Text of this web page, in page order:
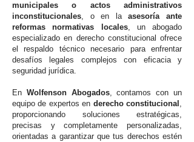
municipales o actos administrativos
inconstitucionales, o en laasesoría ante
reformas normativas locales, un abogado
especializado en derecho constitucional ofrece
el respaldo técnico necesario para enfrentar
desafíos legales complejos con eficacia y
seguridad jurídica.
En Wolfenson Abogados, contamos con un
equipo de expertos en derecho constitucional ,
proporcionando soluciones estratégicas,
precisas y completamente personalizadas,
orientadas a garantizar que tus derechos estén